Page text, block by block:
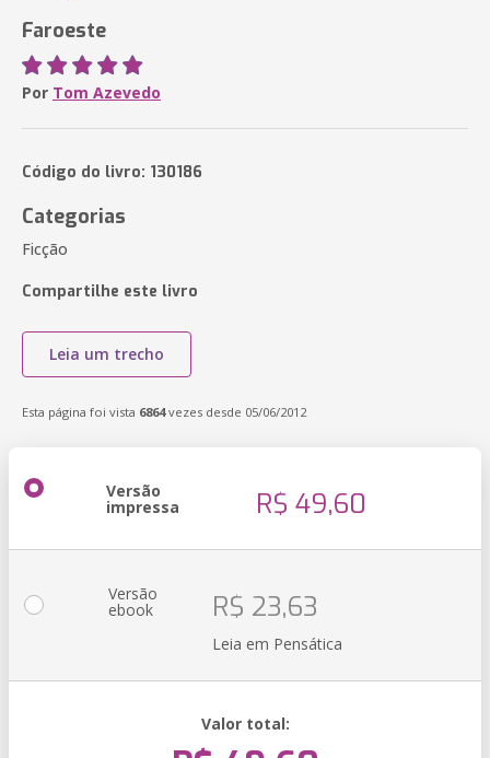
Faroeste
Por Tom Azevedo
Código do livro: 130186
Categorias
Ficção
Compartilhe este livro
Leia um trecho
Esta página foi vista 6864vezes desde 05/06/2012
Versão
impressa R$ 49,60
Versão
ebook R$ 23,63
Leia em Pensática
Valor total: